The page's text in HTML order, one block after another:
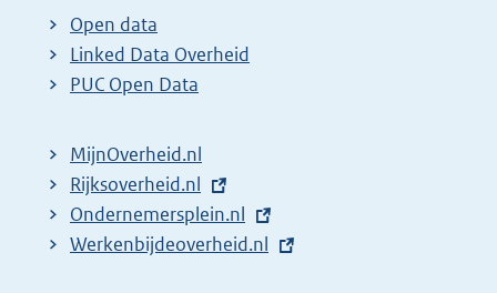
t
e
r
l
i
n
k
Open data
Linked Data Overheid
PUC Open Data
MijnOverheid.nl
E
x
t
Rijksoverheid.nl
E
x
Ondernemersplein.nl
E
Werkenbijdeoverheid.nl